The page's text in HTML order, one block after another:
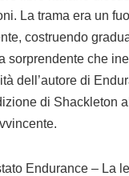
La trama era un
costruendo
sorprendente che
dell’autore di
di Shackleton
Endurance – La